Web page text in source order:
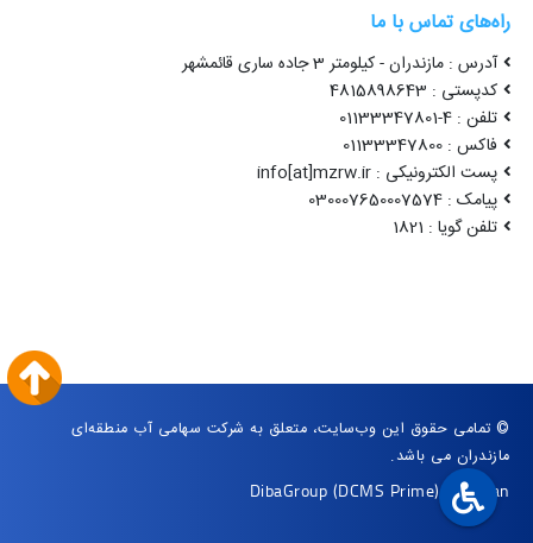
راه‌های تماس با ما
آدرس : مازندران - کیلومتر 3 جاده ساری قائمشهر
کدپستی : 4815898643
تلفن : 4-01133347801
فاکس : 01133347800
پست الکترونیکی : info[at]mzrw.ir
پیامک : 030007650007574
تلفن گویا : 1821
© تمامی حقوق این وب‌سایت، متعلق به شرکت سهامی آب منطقه‌ای
مازندران می باشد.
DibaGroup (DCMS Prime)|Arvan